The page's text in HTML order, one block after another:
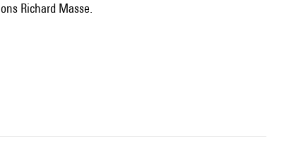
Richard Masse.